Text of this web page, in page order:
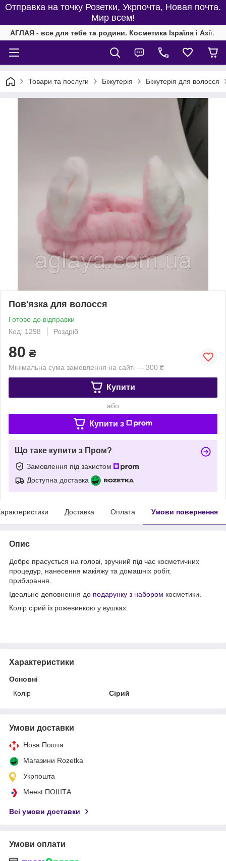
Отправка на точку Розетки, Укрпочта, Новая почта.
Мир всем!
АГЛАЯ - все для тебе та родини. Косметика Ізраїля і Азії,
Товари та послуги Біжутерія Біжутерія для волосся
Пов'язка для волосся
Готово до відправки
Код: 1298
Роздріб
80 ₴
Мінімальна сума замовлення на сайті — 300 ₴
Купити
або
Купити з
Що таке купити з Пром?
Замовлення під захистом
Доступна доставка
Доставка Оплата Умови повернення
Опис
Добре прасується на голові, зручний під час косметичних
процедур, нанесення макіяжу та домашніх робіт,
прибирання.
Ідеальне доповнення до подарунку з набором косметики.
Колір сірий із рожевинкою у вушках.
Характеристики
Основні
Колір
Сірий
Умови доставки
Нова Пошта
Магазини Rozetka
Укрпошта
Meest ПОШТА
Всі умови доставки
Умови оплати